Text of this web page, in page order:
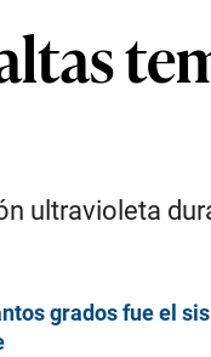
ultravioleta
grados fue el